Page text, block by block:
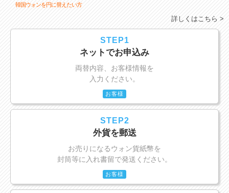
韓国ウォンを円に替えたい方
詳しくはこちら >
STEP1
ネットでお申込み
両替内容、お客様情報を
入力ください。
お客様
STEP2
外貨を郵送
お売りになるウォン貨紙幣を
封筒等に入れ書留で発送ください。
お客様